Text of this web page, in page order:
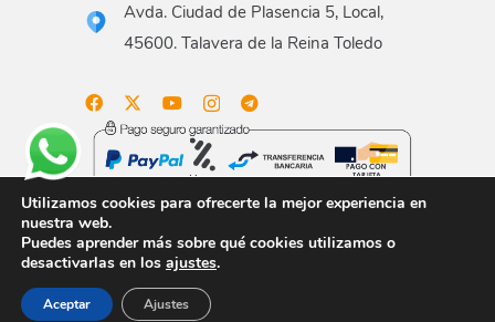
Avda. Ciudad de Plasencia 5, Local,
45600. Talavera de la Reina Toledo
Aviso legal Términos y condiciones
Política de
privacidad
Política de envío
Política de devoluciones
Utilizamos cookies para ofrecerte la mejor experiencia en
nuestra web.
Puedes aprender más sobre qué cookies utilizamos o
desactivarlas en los ajustes.
Aceptar Ajustes